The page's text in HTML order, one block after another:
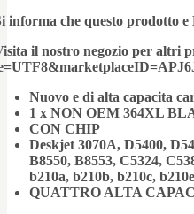
informa che questo
il nostro negozio per altri
Nuovo e di alta capacita
1 x NON OEM 364XL
CON CHIP
Deskjet 3070A, D5400,
B8550, B8553, C5324,
b210a, b210b, b210c, b210e
QUATTRO ALTA